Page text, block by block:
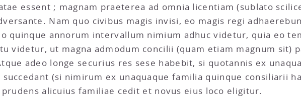
essent ; magnam praeterea ad omnia licentiam (sublato
Nam quo civibus magis invisi, eo magis regi
quinque annorum intervallum nimium adhuc videtur, quia eo
videtur, ut magna admodum concilii (quam etiam magnum sit)
adeo longe securius res sese habebit, si quotannis ex
(si nimirum ex unaquaque familia quinque consiliarii
alicuius familiae cedit et novus eius loco eligitur.